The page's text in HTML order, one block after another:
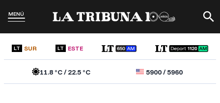
MENÚ
LT SUR LT ESTE
11.8°C /22.5°C 5900/5960